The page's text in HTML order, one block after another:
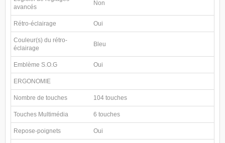
avancés
Non
Rétro-éclairage Oui
Couleur(s) du rétro-
éclairage
Bleu
Emblème S.O.G Oui
ERGONOMIE
Nombre de touches 104 touches
Touches Multimédia 6 touches
Repose-poignets Oui